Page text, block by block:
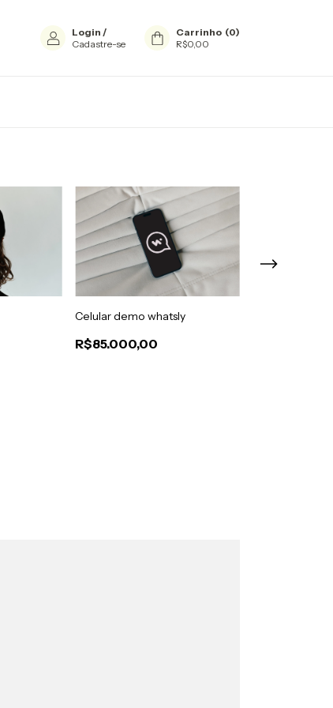
Login /
Cadastre-se
Carrinho (0)
R$0,00
Celular demo whatsly
R$85.000,00